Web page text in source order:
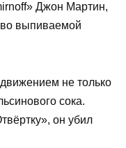
Джон Мартин,
выпиваемой
не только
сока.
он убил